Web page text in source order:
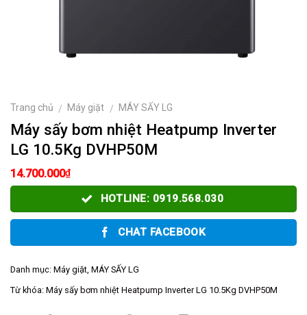
Trang chủ / Máy giặt / MÁY SẤY LG
Máy sấy bơm nhiệt Heatpump Inverter
LG 10.5Kg DVHP50M
14.700.000₫
HOTLINE: 0919.568.030
CHAT FACEBOOK
Danh mục: Máy giặt, MÁY SẤY LG
Từ khóa: Máy sấy bơm nhiệt Heatpump Inverter LG 10.5Kg DVHP50M